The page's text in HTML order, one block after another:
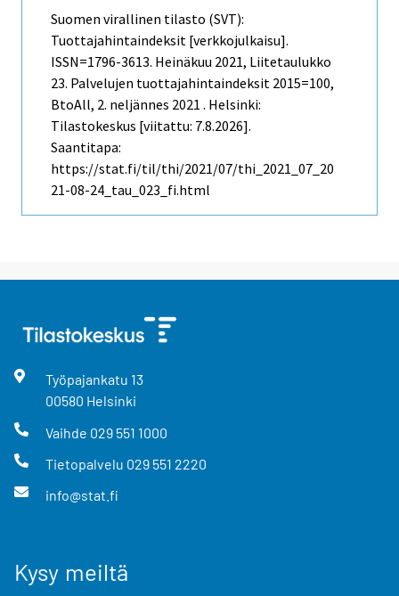
Suomen virallinen tilasto (SVT):
Tuottajahintaindeksit [verkkojulkaisu].
ISSN=1796-3613. Heinäkuu 2021, Liitetaulukko
23. Palvelujen tuottajahintaindeksit 2015=100,
BtoAll, 2. neljännes 2021 . Helsinki:
Tilastokeskus [viitattu: 7.8.2026].
Saantitapa:
https://stat.fi/til/thi/2021/07/thi_2021_07_20
21-08-24_tau_023_fi.html
Työpajankatu 13
00580 Helsinki
Vaihde 029 551 1000
Tietopalvelu 029 551 2220
info@stat.fi
Kysy meiltä